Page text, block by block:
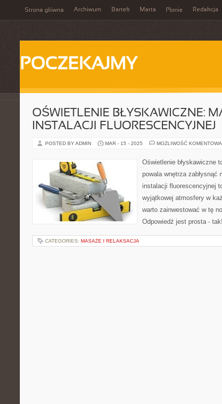
Strona główna Archiwum Bartek Marta Płonie Redakcja
POCZEKAJMY
OŚWIETLENIE BŁYSKAWICZNE:
INSTALACJI FLUORESCENCYJNEJ
POSTED BY ADMIN MAR - 15 - 2025 MOŻLIWOŚĆ
Oświetlenie błyskawiczne
powala wnętrza zabłysnąć
instalacji fluorescencyjnej
wyjątkowej atmosfery w
warto zainwestować w tę
Odpowiedź jest prosta -
CATEGORIES: MASAŻE I RELAKSACJA